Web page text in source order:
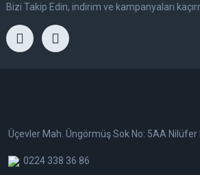
Bizi Takip Edin, indirim ve kampanyaları
Üçevler Mah. Üngörmüş Sok No: 5AA Nilüfer
0224 338 36 86